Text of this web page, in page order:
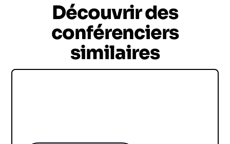
Découvrir des
conférenciers
similaires